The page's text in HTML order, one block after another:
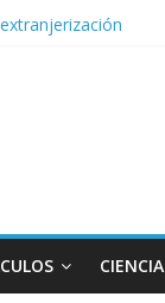
CIENCIA